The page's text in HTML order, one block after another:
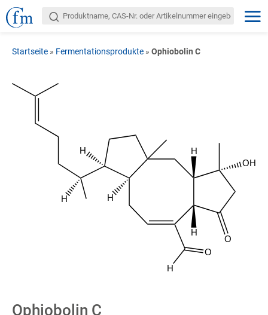
Startseite » Fermentationsprodukte » Ophiobolin C
H
H
H
H
H
O
OH
H
O
Ophiobolin C